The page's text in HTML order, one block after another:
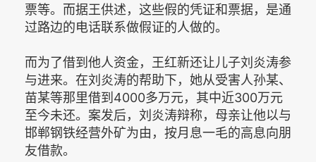
票等。而据王供述，这些假的凭证和票据，是通
过路边的电话联系做假证的人做的。
而为了借到他人资金，王红新还让儿子刘炎涛参
与进来。在刘炎涛的帮助下，她从受害人孙某、
苗某等那里借到4000多万元，其中近300万元
至今未还。案发后，刘炎涛辩称，母亲让他以与
邯郸钢铁经营外矿为由，按月息一毛的高息向朋
友借款。